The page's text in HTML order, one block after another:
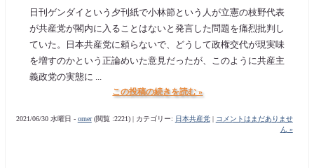
日刊ゲンダイという夕刊紙で小林節という人が立憲の枝野代表
が共産党が閣内に入ることはないと発言した問題を痛烈批判し
ていた。日本共産党に頼らないで、どうして政権交代が現実味
を増すのかという正論めいた意見だったが、このように共産主
義政党の実態に ...
この投稿の続きを読む »
2021/06/30 水曜日 - orner(閲覧 :2221) | カテゴリー: 日本共産党|
コメントはまだありませ
ん »